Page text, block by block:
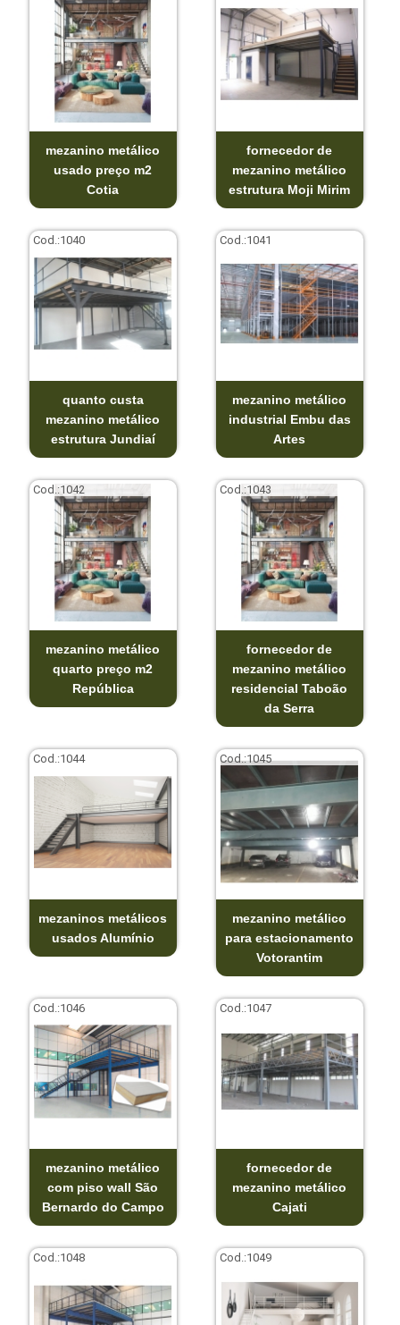
mezanino metálico
usado preço m2
Cotia
fornecedor de
mezanino metálico
estrutura Moji Mirim
Cod.:1040
quanto custa
mezanino metálico
estrutura Jundiaí
Cod.:1041
mezanino metálico
industrial Embu das
Artes
Cod.:1042
mezanino metálico
quarto preço m2
República
Cod.:1043
fornecedor de
mezanino metálico
residencial Taboão
da Serra
Cod.:1044
mezaninos metálicos
usados Alumínio
Cod.:1045
mezanino metálico
para estacionamento
Votorantim
Cod.:1046
mezanino metálico
com piso wall São
Bernardo do Campo
Cod.:1047
fornecedor de
mezanino metálico
Cajati
Cod.:1048 Cod.:1049